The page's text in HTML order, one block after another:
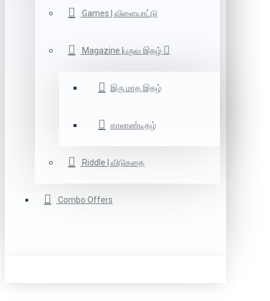
Games | விளையாட்டு
Magazine |பருவ இதழ்
இரு மாத இதழ்
காலாண்டிதழ்
Riddle | விடுகதை
Combo Offers